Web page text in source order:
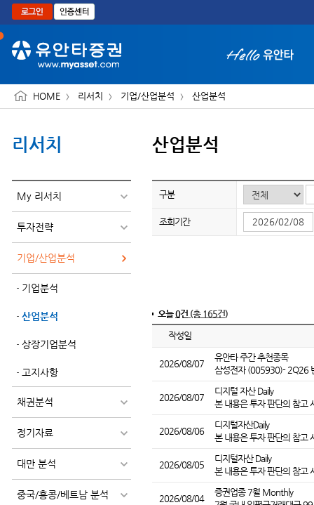
본문으로 바로가기
HOME 리서치 기업/산업분석 산업분석
리서치
My 리서치
투자전략
기업/산업분석
기업분석
산업분석
상장기업분석
고지사항
채권분석
정기자료
대만 분석
중국/홍콩/베트남 분석
산업분석
구분
조회기간
오늘0건 (총 165건)
작성일
2026/08/07
유안타 주간 추천종목
삼성전자 (005930)- 2Q26
2026/08/07
디지털 자산 Daily
본 내용은 투자 판단의 참고
2026/08/06
디지털자산Daily
본 내용은 투자 판단의 참고
2026/08/05
디지털자산 Daily
본 내용은 투자 판단의 참고
2026/08/04
증권업종 7월 Monthly